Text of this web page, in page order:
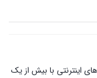
اینترنتی با بیش از یک